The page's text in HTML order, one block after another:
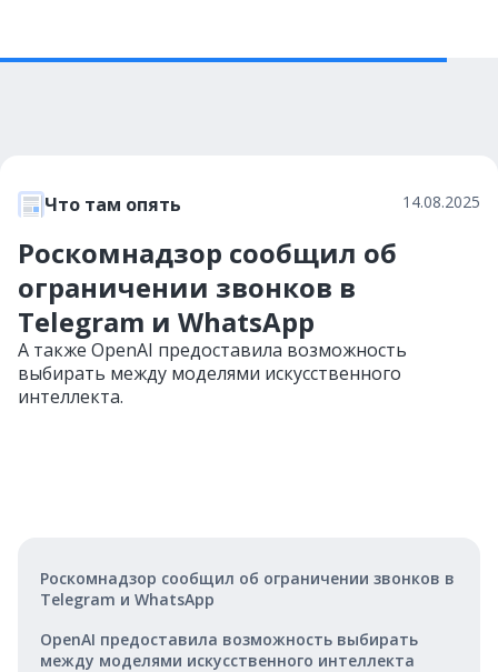
Что там опять 14.08.2025
Роскомнадзор сообщил об
ограничении звонков в
Telegram и WhatsApp
А также OpenAI предоставила возможность
выбирать между моделями искусственного
интеллекта.
Роскомнадзор сообщил об ограничении звонков в
Telegram и WhatsApp
OpenAI предоставила возможность выбирать
между моделями искусственного интеллекта